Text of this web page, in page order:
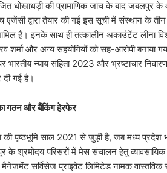
धोखाधड़ी की प्रामाणिक जांच के बाद जबलपुर
द्वारा तैयार की गई इस सूची में संस्थान के तीन
हैं। इनके साथ ही तत्कालीन अकाउंटेंट लीना
शर्मा और अन्य सहयोगियों को सह-आरोपी बनाया
न्याय संहिता 2023 और भ्रष्टाचार
गई है।
गठन और बैंकिंग हेरफेर
की पृष्ठभूमि साल 2021 से जुड़ी है, जब मध्य प्रदेश
के श्रमोदय परिसरों में मेस संचालन हेतु
सर्विसेज प्राइवेट लिमिटेड नामक वास्तविक